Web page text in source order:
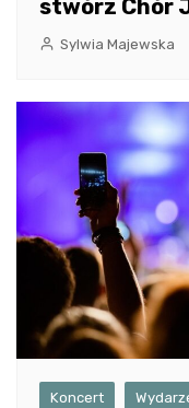
stwórz Chór
Sylwia Majewska
Koncert